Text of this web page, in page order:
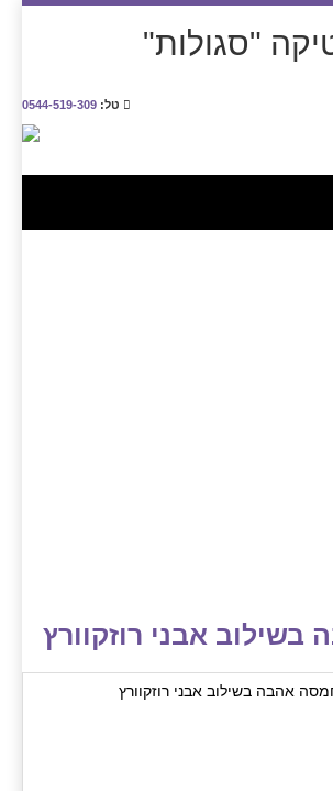
"סגולות"
טל: 0544-519-309
אבני רוזקוורץ